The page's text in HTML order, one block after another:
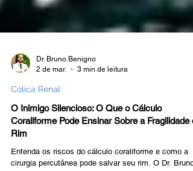
Dr. Bruno Benigno
2 de mar.
3 min de leitura
Cólica Renal
O Inimigo Silencioso: O Que o Cálculo
Coraliforme Pode Ensinar Sobre a Fragilidade